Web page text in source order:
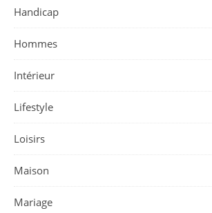
Handicap
Hommes
Intérieur
Lifestyle
Loisirs
Maison
Mariage